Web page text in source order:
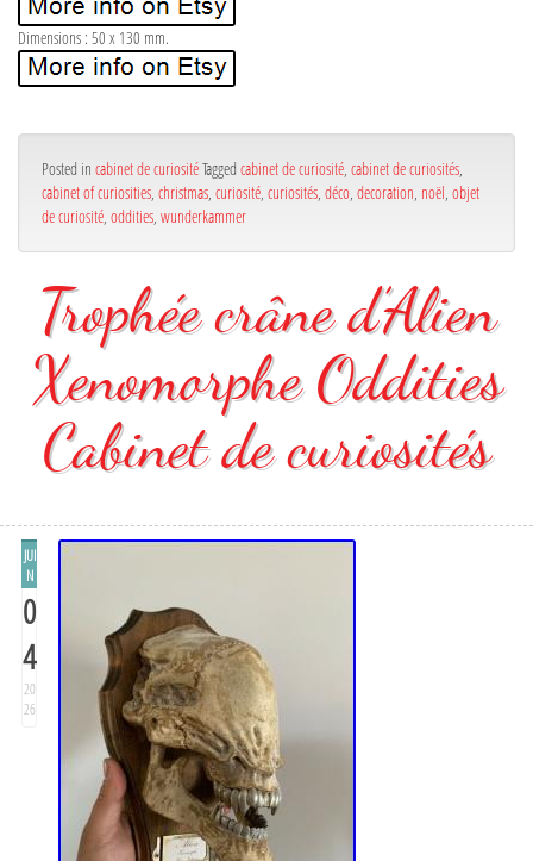
Dimensions : 50 x 130 mm.
Posted in cabinet de curiositéTagged cabinet de curiosité, cabinet de curiosités,
cabinet of curiosities, christmas, curiosité, curiosités, déco, decoration, noël, objet
de curiosité, oddities, wunderkammer
Trophée crâne d’Alien
Xenomorphe Oddities
Cabinet de curiosités
JUI
N
0
4
20
26